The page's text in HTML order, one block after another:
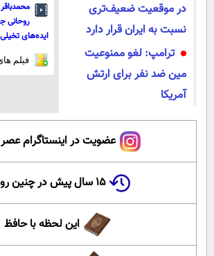
در موقعیت ضعیف‌تری
نسبت به ایران قرار دارد
ترامپ: لغو ممنوعیت
مین‌ ضد نفر برای ارتش
آمریکا
روحانی
ایده‌های تخیلی
فیلم
عضویت در اینستاگرام عصر
۱۵ سال پیش در چنین روزی
این لحظه با حافظ